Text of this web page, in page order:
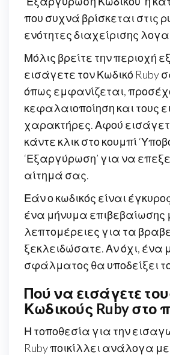
που συχνά βρίσκεται στις
ενότητες διαχείρισης
Μόλις βρείτε την περιοχή
εισάγετε τον Κωδικό Ruby
όπως εμφανίζεται,
κεφαλαιοποίηση και τους
χαρακτήρες. Αφού
κάντε κλικ στο κουμπί
‘Εξαργύρωση’ για να
αίτημά σας.
Εάν ο κωδικός είναι
ένα μήνυμα επιβεβαίωσης
λεπτομέρειες για τα
ξεκλειδώσατε. Αν όχι, ένα
σφάλματος θα υποδείξει
Πού να εισάγετε
Κωδικούς Ruby στο
Η τοποθεσία για την
Ruby ποικίλλει ανάλογα με